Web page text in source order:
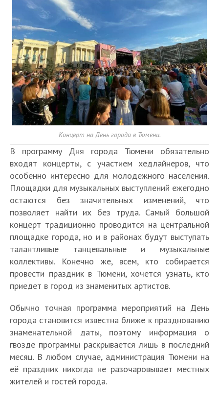
Концерт на День города в Тюмени.
В программу Дня города Тюмени обязательно
входят концерты, с участием хедлайнеров, что
особенно интересно для молодежного населения.
Площадки для музыкальных выступлений ежегодно
остаются без значительных изменений, что
позволяет найти их без труда. Самый большой
концерт традиционно проводится на центральной
площадке города, но и в районах будут выступать
талантливые танцевальные и музыкальные
коллективы. Конечно же, всем, кто собирается
провести праздник в Тюмени, хочется узнать, кто
приедет в город из знаменитых артистов.
Обычно точная программа мероприятий на День
города становится известна ближе к празднованию
знаменательной даты, поэтому информация о
гвозде программы раскрывается лишь в последний
месяц. В любом случае, администрация Тюмени на
её праздник никогда не разочаровывает местных
жителей и гостей города.